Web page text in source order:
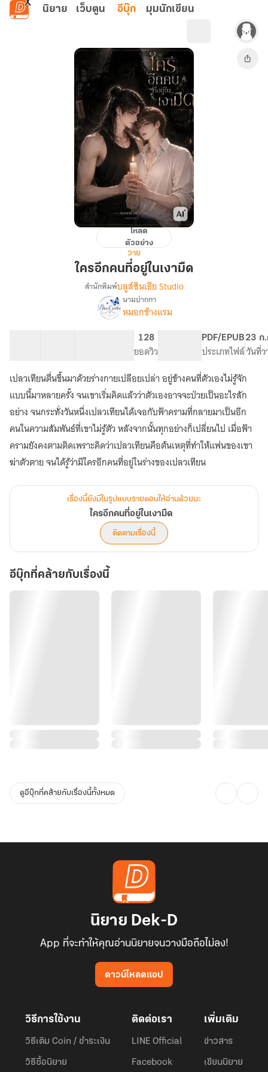
ข้ามไปยังเนื้อหาหลัก
นิยาย เว็บตูน อีบุ๊ก มุมนักเขียน
คน
โหลด
ตัวอย่าง
วาย
ใครอีกคนที่อยู่ในเงามืด
เรื่อง
ใคร
อีก
คน
ที่
อยู่
ใน
เงามืด
สำนักพิมพ์บลูส์ซินเธีย Studio
นามปากกา
หมอกข้างแรม
128
ยอดวิว
PDF/EPUB
ประเภทไฟล์
23 ก
วันที่ว
เปลวเทียนตื่นขึ้นมาด้วยร่างกายเปลือยเปล่า อยู่ข้างคนที่ตัวเองไม่รู้จัก
แบบนี้มาหลายครั้ง จนเขาเริ่มคิดแล้วว่าตัวเองอาจจะป่วยเป็นอะไรสัก
อย่าง จนกระทั่งวันหนึ่งเปลวเทียนได้เจอกับฟ้าครามที่กลายมาเป็นอีก
คนในความสัมพันธ์ที่เขาไม่รู้ตัว หลังจากนั้นทุกอย่างก็เปลี่ยนไป เมื่อฟ้า
ครามยังคงตามติดเพราะคิดว่าเปลวเทียนคือต้นเหตุที่ทำให้แฟนของเขา
ฆ่าตัวตาย จนได้รู้ว่ามีใครอีกคนที่อยู่ในร่างของเปลวเทียน
เรื่องนี้ยังมีในรูปแบบรายตอนให้อ่านด้วยนะ
ใครอีกคนที่อยู่ในเงามืด
ติดตามเรื่องนี้
อีบุ๊กที่คล้ายกับเรื่องนี้
ดูอีบุ๊กที่คล้ายกับเรื่องนี้ทั้งหมด
นิยาย Dek-D
App ที่จะทำให้คุณอ่านนิยายจนวางมือถือไม่ลง!
ดาวน์โหลดแอป
วิธีการใช้งาน
วิธีเติม Coin / ชำระเงิน
วิธีซื้อนิยาย
ติดต่อเรา
LINE Official
Facebook
เพิ่มเติม
ข่าวสาร
เขียนนิยาย